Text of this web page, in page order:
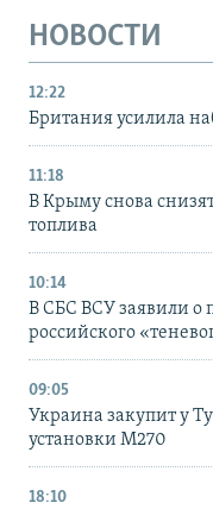
НОВОСТИ
12:22
Британия усилила
11:18
В Крыму снова
топлива
10:14
В СБС ВСУ заявили о
российского
09:05
Украина закупит у
установки M270
18:10